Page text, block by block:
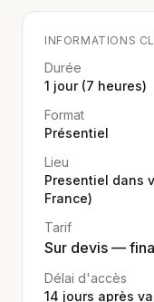
INFORMATIONS
Durée
1 jour (7 heures)
Format
Présentiel
Lieu
Presentiel dans
France)
Tarif
Sur devis —
Délai d'accès
14 jours après